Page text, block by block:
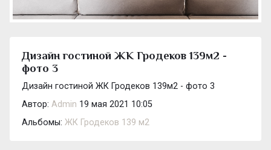
Дизайн гостиной ЖК Гродеков 139м2 -
фото 3
Дизайн гостиной ЖК Гродеков 139м2 - фото 3
Автор: Admin 19 мая 2021 10:05
Альбомы: ЖК Гродеков 139 м2